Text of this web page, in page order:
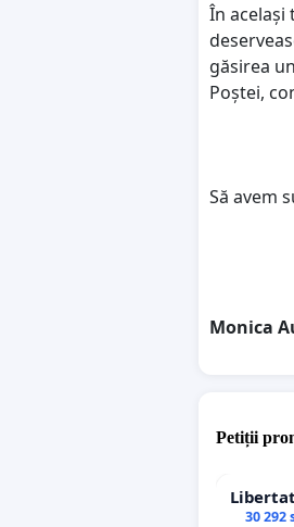
În același
găsirea
Poștei,
Să avem
Monica
Petiții
30 292